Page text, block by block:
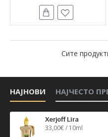
Сите
НАЈНОВИ НАЈЧЕСТО
Xerjoff Lira
33,00€ / 10ml